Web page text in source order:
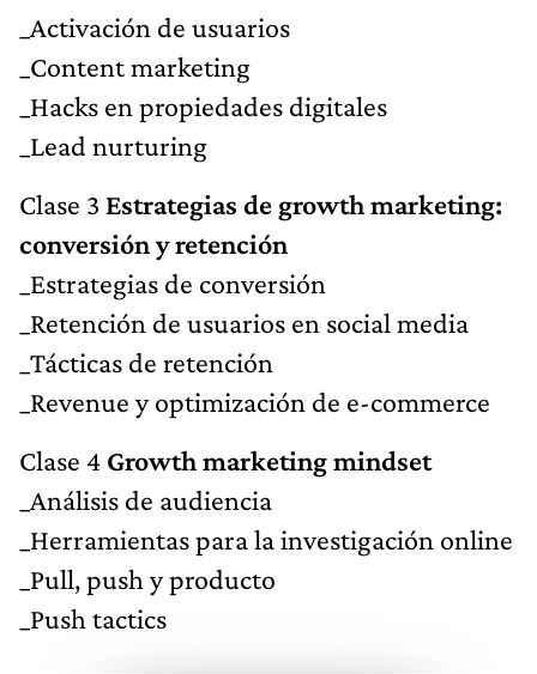
_Activación de usuarios
_Content marketing
_Hacks en propiedades digitales
_Lead nurturing
Clase 3 Estrategias de growth marketing:
conversión y retención
_Estrategias de conversión
_Retención de usuarios en social media
_Tácticas de retención
_Revenue y optimización de e-commerce
Clase 4 Growth marketing mindset
_Análisis de audiencia
_Herramientas para la investigación online
_Pull, push y producto
_Push tactics